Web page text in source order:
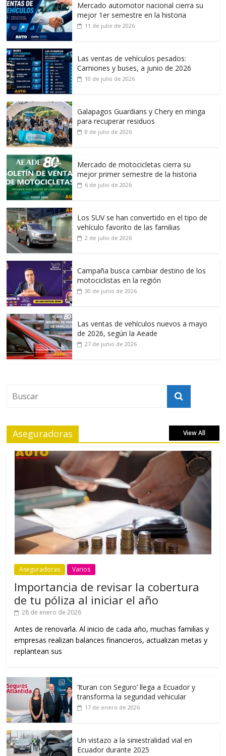
Mercado automotor nacional cierra su
mejor 1er semestre en la historia
11 de julio de 2026
Las ventas de vehículos pesados:
Camiones y buses, a junio de 2026
10 de julio de 2026
Galapagos Guardians y Chery en minga
para recuperar residuos
8 de julio de 2026
Mercado de motocicletas cierra su
mejor primer semestre de la historia
6 de julio de 2026
Los SUV se han convertido en el tipo de
vehículo favorito de las familias
2 de julio de 2026
Campaña busca cambiar destino de los
motociclistas en la región
30 de junio de 2026
Las ventas de vehículos nuevos a mayo
de 2026, según la Aeade
27 de junio de 2026
Aseguradoras View All
Aseguradoras Varios
Importancia de revisar la cobertura
de tu póliza al iniciar el año
28 de enero de 2026
Antes de renovarla. Al inicio de cada año, muchas familias y
empresas realizan balances financieros, actualizan metas y
replantean sus
‘Ituran con Seguro’ llega a Ecuador y
transforma la seguridad vehicular
17 de enero de 2026
Un vistazo a la siniestralidad vial en
Ecuador durante 2025